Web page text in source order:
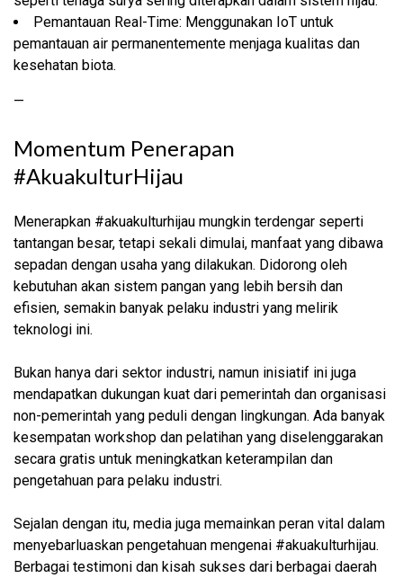
Pemantauan Real-Time: Menggunakan IoT untuk
pemantauan air permanentemente menjaga kualitas dan
kesehatan biota.
—
Momentum Penerapan
#AkuakulturHijau
Menerapkan #akuakulturhijau mungkin terdengar seperti
tantangan besar, tetapi sekali dimulai, manfaat yang dibawa
sepadan dengan usaha yang dilakukan. Didorong oleh
kebutuhan akan sistem pangan yang lebih bersih dan
efisien, semakin banyak pelaku industri yang melirik
teknologi ini.
Bukan hanya dari sektor industri, namun inisiatif ini juga
mendapatkan dukungan kuat dari pemerintah dan organisasi
non-pemerintah yang peduli dengan lingkungan. Ada banyak
kesempatan workshop dan pelatihan yang diselenggarakan
secara gratis untuk meningkatkan keterampilan dan
pengetahuan para pelaku industri.
Sejalan dengan itu, media juga memainkan peran vital dalam
menyebarluaskan pengetahuan mengenai #akuakulturhijau.
Berbagai testimoni dan kisah sukses dari berbagai daerah